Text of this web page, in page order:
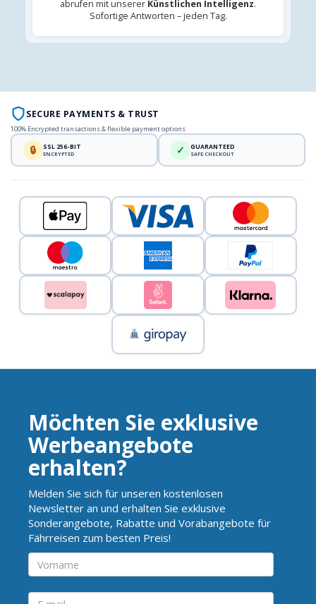
abrufen mit unserer Künstlichen Intelligenz.
Sofortige Antworten – jeden Tag.
SECURE PAYMENTS & TRUST
100% Encrypted transactions & flexible payment options
🔒 SSL 256-BIT
ENCRYPTED ✓ GUARANTEED
SAFE CHECKOUT
Möchten Sie exklusive
Werbeangebote
erhalten?
Melden Sie sich für unseren kostenlosen
Newsletter an und erhalten Sie exklusive
Sonderangebote, Rabatte und Vorabangebote für
Fährreisen zum besten Preis!